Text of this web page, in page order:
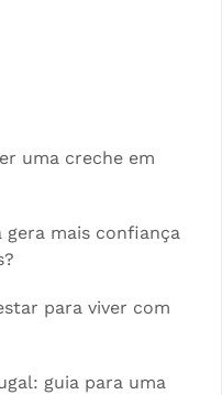
uma creche em
gera mais confiança
para viver com
guia para uma